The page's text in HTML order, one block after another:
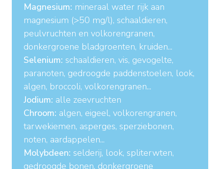
Magnesium: mineraal water rijk aan
magnesium (>50 mg/l), schaaldieren,
peulvruchten en volkorengranen,
donkergroene bladgroenten, kruiden...
Selenium: schaaldieren, vis, gevogelte,
paranoten, gedroogde paddenstoelen, look,
algen, broccoli, volkorengranen...
Jodium: alle zeevruchten
Chroom: algen, eigeel, volkorengranen,
tarwekiemen, asperges, sperziebonen,
noten, aardappelen...
Molybdeen: selderij, look, spliterwten,
gedroogde bonen, donkergroene